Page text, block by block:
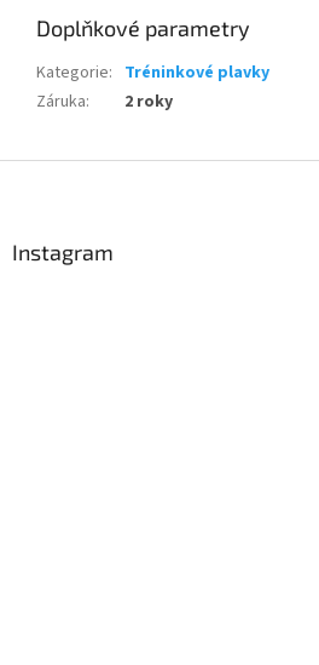
Doplňkové parametry
Kategorie: Tréninkové plavky
Záruka: 2 roky
Instagram